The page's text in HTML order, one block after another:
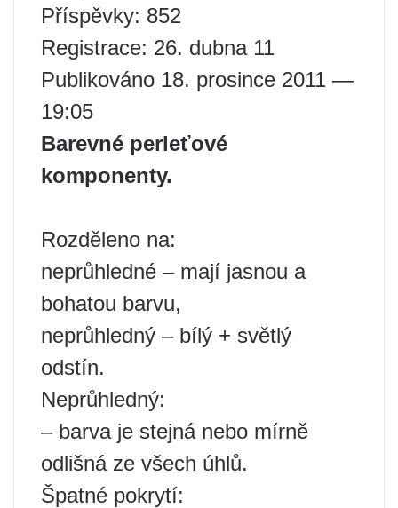
Příspěvky: 852
Registrace: 26. dubna 11
Publikováno 18. prosince 2011 —
19:05
Barevné perleťové
komponenty.
Rozděleno na:
neprůhledné – mají jasnou a
bohatou barvu,
neprůhledný – bílý + světlý
odstín.
Neprůhledný:
– barva je stejná nebo mírně
odlišná ze všech úhlů.
Špatné pokrytí: